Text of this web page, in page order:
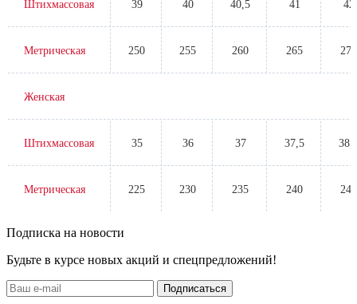
Штихмассовая 39 40 40,5 41 42
Метрическая 250 255 260 265 270
Женская
Штихмассовая 35 36 37 37,5
Метрическая 225 230 235 240 245
Подписка на новости
Будьте в курсе новых акций и спецпредложений!
Подписаться